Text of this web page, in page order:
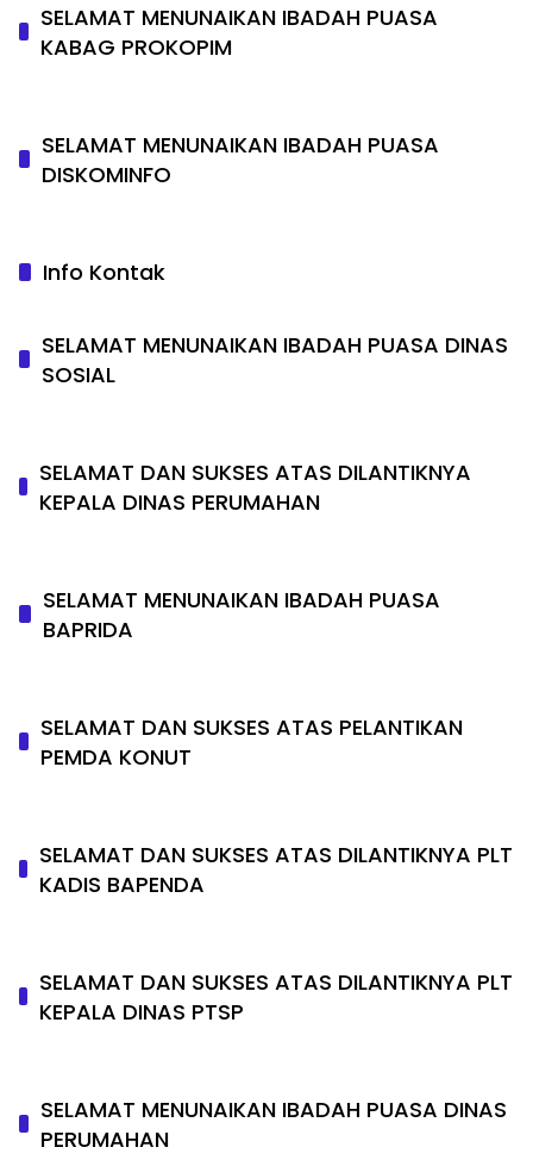
SELAMAT MENUNAIKAN IBADAH PUASA
KABAG PROKOPIM
SELAMAT MENUNAIKAN IBADAH PUASA
DISKOMINFO
Info Kontak
SELAMAT MENUNAIKAN IBADAH PUASA DINAS
SOSIAL
SELAMAT DAN SUKSES ATAS DILANTIKNYA
KEPALA DINAS PERUMAHAN
SELAMAT MENUNAIKAN IBADAH PUASA
BAPRIDA
SELAMAT DAN SUKSES ATAS PELANTIKAN
PEMDA KONUT
SELAMAT DAN SUKSES ATAS DILANTIKNYA PLT
KADIS BAPENDA
SELAMAT DAN SUKSES ATAS DILANTIKNYA PLT
KEPALA DINAS PTSP
SELAMAT MENUNAIKAN IBADAH PUASA DINAS
PERUMAHAN